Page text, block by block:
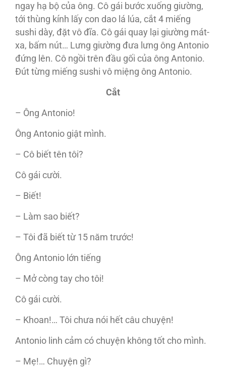
ngay hạ bộ của ông. Cô gái bước xuống giường,
tới thùng kính lấy con dao lá lúa, cắt 4 miếng
sushi dày, đặt vô đĩa. Cô gái quay lại giường mát-
xa, bấm nút… Lưng giường đưa lưng ông Antonio
đứng lên. Cô ngồi trên đầu gối của ông Antonio.
Đút từng miếng sushi vô miệng ông Antonio.
Cắt
– Ông Antonio!
Ông Antonio giật mình.
– Cô biết tên tôi?
Cô gái cười.
– Biết!
– Làm sao biết?
– Tôi đã biết từ 15 năm trước!
Ông Antonio lớn tiếng
– Mở còng tay cho tôi!
Cô gái cười.
– Khoan!… Tôi chưa nói hết câu chuyện!
Antonio linh cảm có chuyện không tốt cho mình.
– Mẹ!… Chuyện gì?